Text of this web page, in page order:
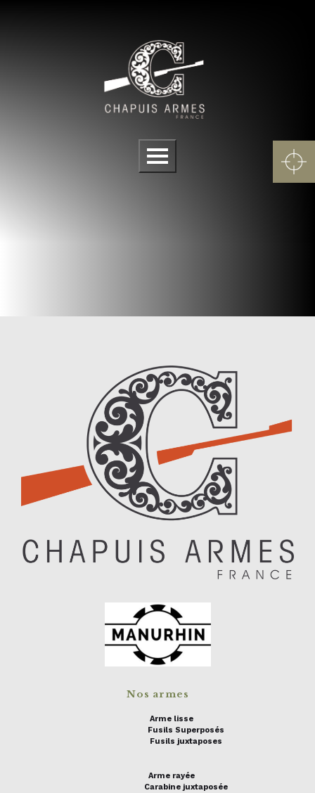
Menu
Nos armes
Arme lisse
Fusils Superposés
Fusils juxtaposes
Arme rayée
Carabine juxtaposée